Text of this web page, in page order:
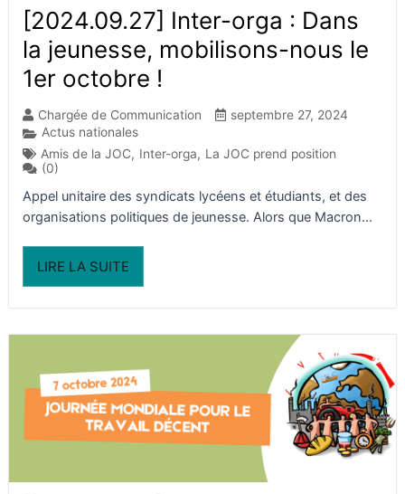
[2024.09.27] Inter-orga : Dans
la jeunesse, mobilisons-nous le
1er octobre !
Chargée de Communication
septembre 27, 2024
Actus nationales
Amis de la JOC, Inter-orga, La JOC prend position
(0)
Appel unitaire des syndicats lycéens et étudiants, et des
organisations politiques de jeunesse. Alors que Macron...
LIRE LA SUITE